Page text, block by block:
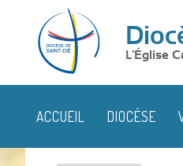
L'Église
ACCUEIL DIOCÈSE